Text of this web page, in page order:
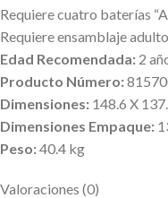
Requiere cuatro baterías
Requiere ensamblaje adulto
Edad Recomendada: 2
Producto Número:
Dimensiones: 148.6 X
Dimensiones Empaque:
Peso:40.4 kg
Valoraciones (0)